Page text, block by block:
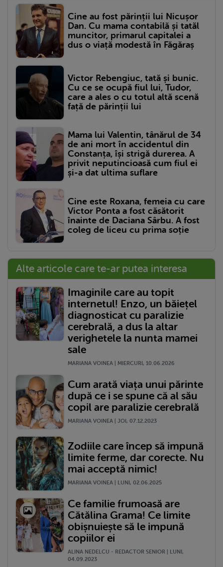
Cine au fost părinții lui Nicușor
Dan. Cu mama contabilă și tatăl
muncitor, primarul capitalei a
dus o viață modestă în Făgăraș
Victor Rebengiuc, tată și bunic.
Cu ce se ocupă fiul lui, Tudor,
care a ales o cu totul altă scenă
față de părinții lui
Mama lui Valentin, tânărul de 34
de ani mort în accidentul din
Constanța, își strigă durerea. A
privit neputincioasă cum fiul ei
și-a dat ultima suflare
Cine este Roxana, femeia cu care
Victor Ponta a fost căsătorit
înainte de Daciana Sârbu. A fost
coleg de liceu cu prima soție
Alte articole care te-ar putea interesa
Imaginile care au topit
internetul! Enzo, un băiețel
diagnosticat cu paralizie
cerebrală, a dus la altar
verighetele la nunta mamei
sale
MARIANA VOINEA | MIERCURI, 10.06.2026
Cum arată viața unui părinte
după ce i se spune că al său
copil are paralizie cerebrală
MARIANA VOINEA | JOI, 07.12.2023
Zodiile care încep să impună
limite ferme, dar corecte. Nu
mai acceptă nimic!
MARIANA VOINEA | LUNI, 02.06.2025
Ce familie frumoasă are
Cătălina Grama! Ce limite
obișnuiește să le impună
copiilor ei
ALINA NEDELCU - REDACTOR SENIOR | LUNI,
04.09.2023